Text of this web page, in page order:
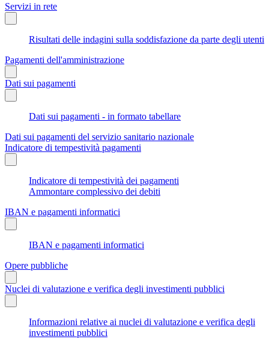
Servizi in rete
Risultati delle indagini sulla soddisfazione da parte degli utenti
Pagamenti dell'amministrazione
Dati sui pagamenti
Dati sui pagamenti - in formato tabellare
Dati sui pagamenti del servizio sanitario nazionale
Indicatore di tempestività pagamenti
Indicatore di tempestività dei pagamenti
Ammontare complessivo dei debiti
IBAN e pagamenti informatici
IBAN e pagamenti informatici
Opere pubbliche
Nuclei di valutazione e verifica degli investimenti pubblici
Informazioni relative ai nuclei di valutazione e verifica degli
investimenti pubblici